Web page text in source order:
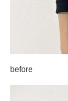
before